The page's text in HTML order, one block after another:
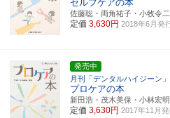
セルフケアの本
佐藤聡・両角祐子・小牧令
定価 3,630円 2018年6月発
発売中
月刊「デンタルハイジーン
プロケアの本
新田浩・茂木美保・小林宏
定価 3,630円 2017年11月